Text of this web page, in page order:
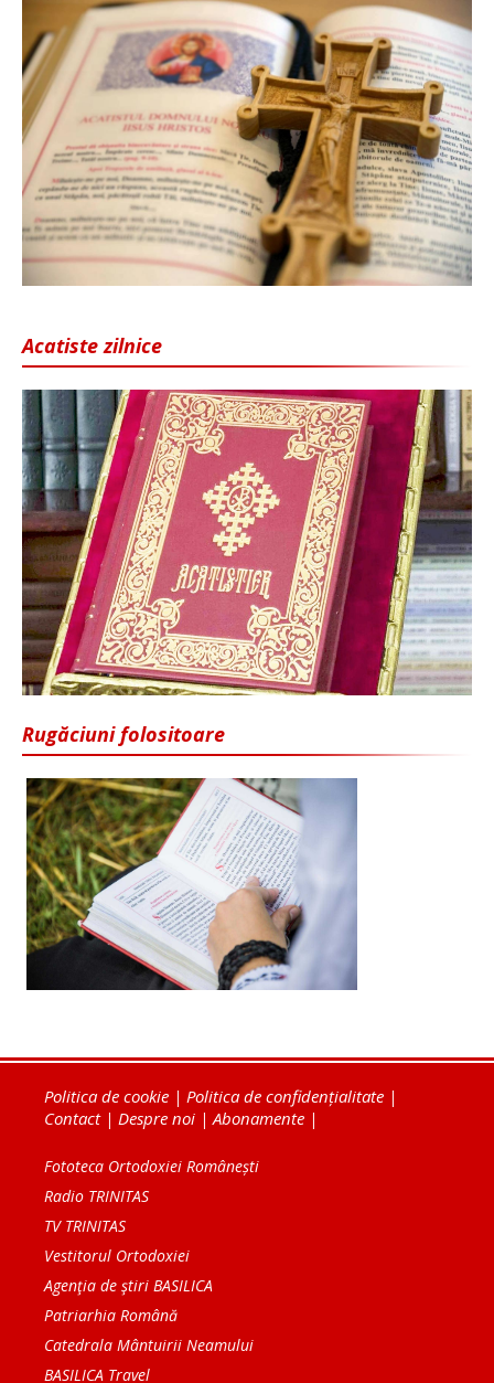
Acatiste zilnice
Rugăciuni folositoare
Politica de cookie | Politica de confidențialitate |
Contact| Despre noi |Abonamente |
Fototeca Ortodoxiei Românești
Radio TRINITAS
TV TRINITAS
Vestitorul Ortodoxiei
Agenţia de ştiri BASILICA
Patriarhia Română
Catedrala Mântuirii Neamului
BASILICA Travel